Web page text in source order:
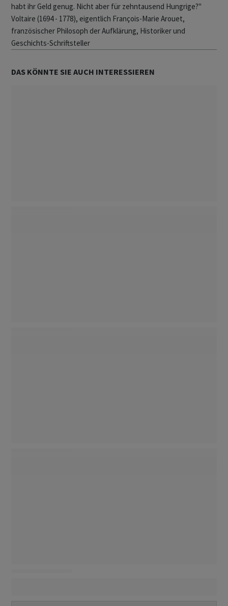
habt ihr Geld genug. Nicht aber für zehntausend Hungrige?"
Voltaire (1694 - 1778), eigentlich François-Marie Arouet,
französischer Philosoph der Aufklärung, Historiker und
Geschichts-Schriftsteller
DAS KÖNNTE SIE AUCH INTERESSIEREN